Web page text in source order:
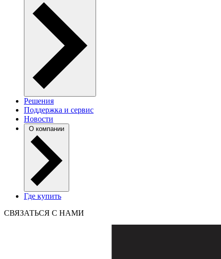
Решения
Поддержка и сервис
Новости
О компании
Где купить
СВЯЗАТЬСЯ С НАМИ